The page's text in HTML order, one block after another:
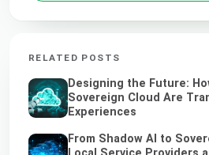
RELATED POSTS
Designing the Future:
Sovereign Cloud Are
Experiences
From Shadow AI to